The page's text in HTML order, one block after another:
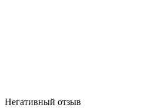
Негативный отзыв